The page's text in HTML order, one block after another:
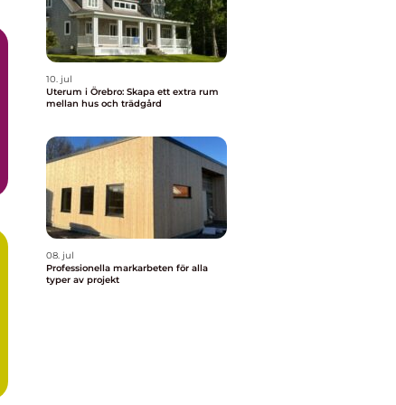
10. jul
Uterum i Örebro: Skapa ett extra rum
mellan hus och trädgård
08. jul
Professionella markarbeten för alla
typer av projekt